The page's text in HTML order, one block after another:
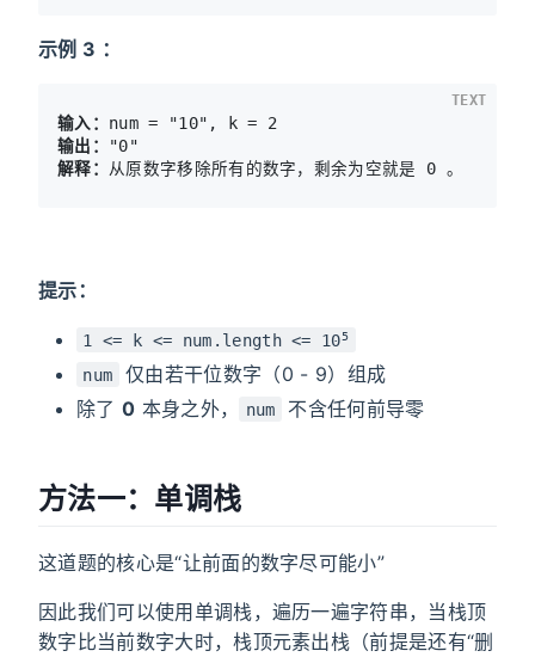
示例 3 ：
输入：
输出：
解释：
TEXT
提示：
1 <= k <= num.length <= 105
num
仅由若干位数字（0 - 9）组成
除了 0 本身之外， num 不含任何前导零
方法一：单调栈
这道题的核心是“让前面的数字尽可能小”
因此我们可以使用单调栈，遍历一遍字符串，当栈顶
数字比当前数字大时，栈顶元素出栈（前提是还有“删